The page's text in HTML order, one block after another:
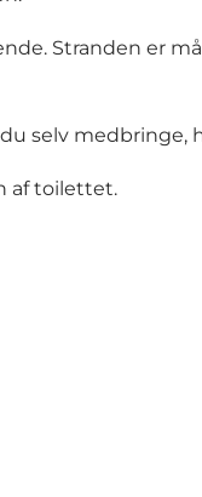
Stranden er
selv medbringe,
af toilettet.